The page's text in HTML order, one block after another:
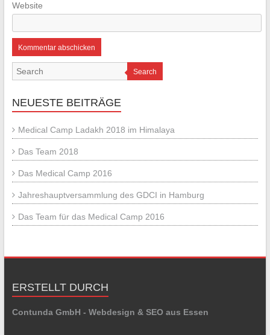
Website
Search
NEUESTE BEITRÄGE
Medical Camp Ladakh 2018 im Himalaya
Das Team 2018
Das Medical Camp 2016
Jahreshauptversammlung des GDCI in Hamburg
Das Team für das Medical Camp 2016
ERSTELLT DURCH
Contunda GmbH - Webdesign & SEO aus Essen